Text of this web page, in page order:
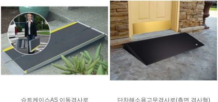
슈트케이스AS 이동경사로
단차해소용고무경사로(측면 경사형)